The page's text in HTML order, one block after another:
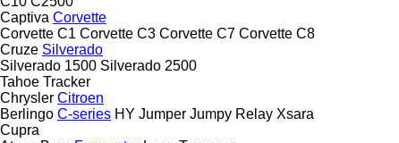
Captiva Corvette
Corvette C1 Corvette C3 Corvette C7 Corvette C8
Cruze Silverado
Silverado 1500 Silverado 2500
Tahoe Tracker
Chrysler Citroen
Berlingo C-series HY Jumper Jumpy Relay Xsara
Cupra